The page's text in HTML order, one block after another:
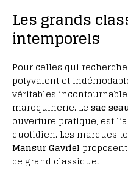
Les grands
intemporels
Pour celles qui
polyvalent et
véritables
maroquinerie. Le sac
ouverture pratique, est
quotidien. Les marques
Mansur Gavriel
ce grand classique.